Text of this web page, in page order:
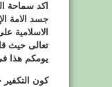
اكد سماحة
جسد الامة
الاسلامية
تعالى حيث
يومكم هذا
كون